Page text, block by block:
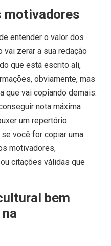
motivadores
entender o valor dos
zerar a sua redação
que está escrito ali,
obviamente, mas
que vai copiando demais.
nota máxima
um repertório
você for copiar uma
motivadores,
citações válidas que
bem